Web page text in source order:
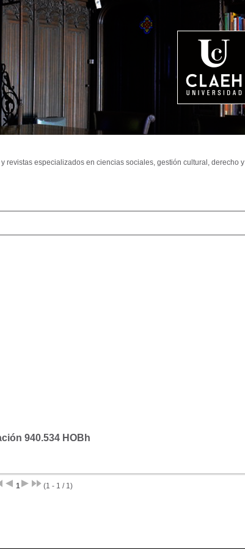
940.534 HOBh
1 (1 - 1 / 1)
revistas especializados en ciencias sociales, gestión cultural, derecho y